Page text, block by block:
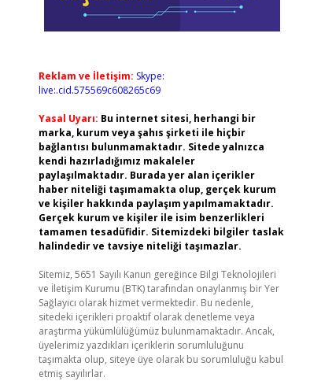
Reklam ve İletişim: Skype:
live:.cid.575569c608265c69
Yasal Uyarı: Bu internet sitesi, herhangi bir
marka, kurum veya şahıs şirketi ile hiçbir
bağlantısı bulunmamaktadır. Sitede yalnızca
kendi hazırladığımız makaleler
paylaşılmaktadır. Burada yer alan içerikler
haber niteliği taşımamakta olup, gerçek kurum
ve kişiler hakkında paylaşım yapılmamaktadır.
Gerçek kurum ve kişiler ile isim benzerlikleri
tamamen tesadüfidir. Sitemizdeki bilgiler taslak
halindedir ve tavsiye niteliği taşımazlar.
Sitemiz, 5651 Sayılı Kanun gereğince Bilgi Teknolojileri
ve İletişim Kurumu (BTK) tarafından onaylanmış bir Yer
Sağlayıcı olarak hizmet vermektedir. Bu nedenle,
sitedeki içerikleri proaktif olarak denetleme veya
araştırma yükümlülüğümüz bulunmamaktadır. Ancak,
üyelerimiz yazdıkları içeriklerin sorumluluğunu
taşımakta olup, siteye üye olarak bu sorumluluğu kabul
etmiş sayılırlar.